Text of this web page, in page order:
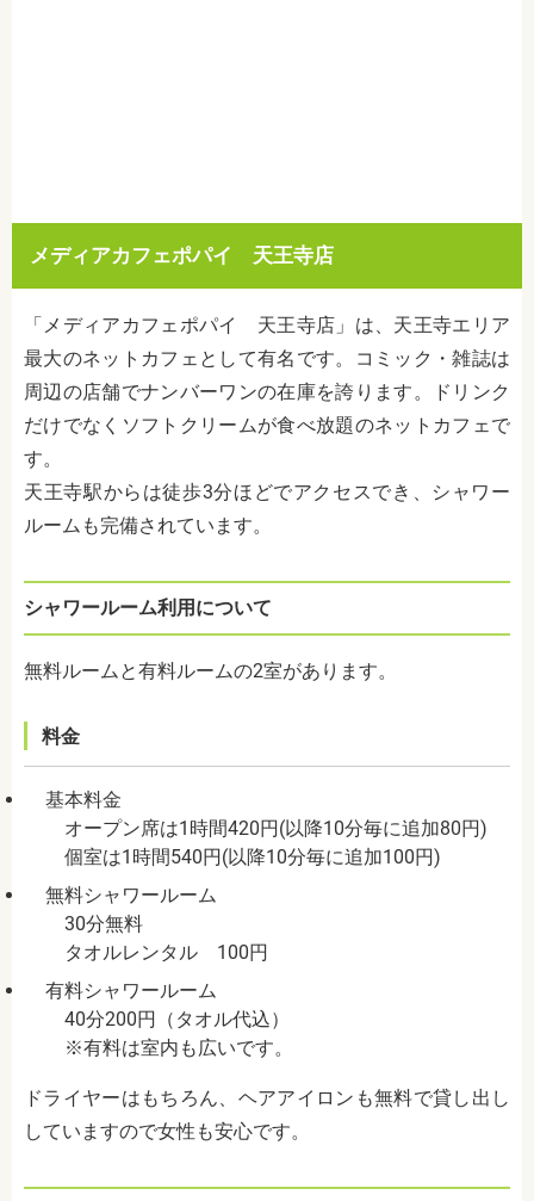
メディアカフェポパイ 天王寺店
「メディアカフェポパイ 天王寺店」は、天王寺エリア
最大のネットカフェとして有名です。コミック・雑誌は
周辺の店舗でナンバーワンの在庫を誇ります。ドリンク
だけでなくソフトクリームが食べ放題のネットカフェで
す。
天王寺駅からは徒歩3分ほどでアクセスでき、シャワー
ルームも完備されています。
シャワールーム利用について
無料ルームと有料ルームの2室があります。
料金
基本料金
オープン席は1時間420円(以降10分毎に追加80円)
個室は1時間540円(以降10分毎に追加100円)
無料シャワールーム
30分無料
タオルレンタル 100円
有料シャワールーム
40分200円（タオル代込）
※有料は室内も広いです。
ドライヤーはもちろん、ヘアアイロンも無料で貸し出し
していますので女性も安心です。